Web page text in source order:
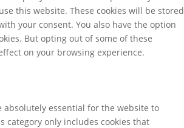
this website. These cookies will be stored
your consent. You also have the option
But opting out of some of these
on your browsing experience.
absolutely essential for the website to
category only includes cookies that